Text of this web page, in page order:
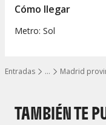
…
Mostrar todos
Entradas Madrid
Cómo llegar
Metro: Sol
TAMBIÉN TE